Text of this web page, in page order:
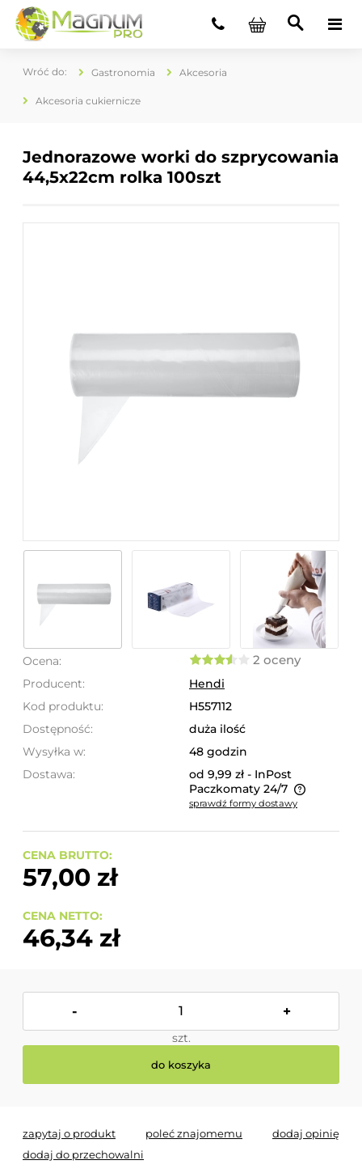
Gastronomia Akcesoria
Akcesoria cukiernicze
Jednorazowe worki do szprycowania
44,5x22cm rolka 100szt
Ocena: 2 oceny
Producent:
Hendi
Kod produktu:
H557112
Dostępność:
duża ilość
Wysyłka w:
48 godzin
Dostawa:
od 9,99 zł - InPost
Paczkomaty 24/7
Cena nie zawiera ewentualnych kosztów płatności
sprawdź formy dostawy
CENA BRUTTO:
57,00 zł
CENA NETTO:
46,34 zł
- +
szt.
do koszyka
zapytaj o produkt poleć znajomemu
dodaj opinię
dodaj do przechowalni